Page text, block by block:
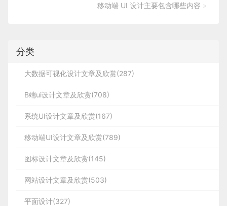
移动端 UI 设计主要包含哪些内容 »
分类
大数据可视化设计文章及欣赏(287)
B端ui设计文章及欣赏(708)
系统UI设计文章及欣赏(167)
移动端UI设计文章及欣赏(789)
图标设计文章及欣赏(145)
网站设计文章及欣赏(503)
平面设计(327)